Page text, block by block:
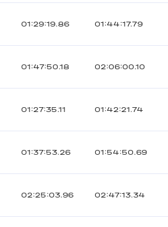
01:29:19.86 01:44:17.79
01:47:50.18 02:06:00.10
01:27:35.11 01:42:21.74
01:37:53.26 01:54:50.69
02:25:03.96 02:47:13.34